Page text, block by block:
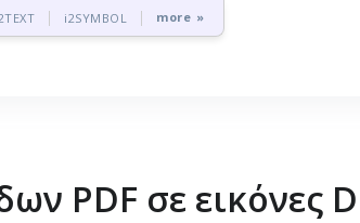
i2SYMBOL more »
PDF σε εικόνες